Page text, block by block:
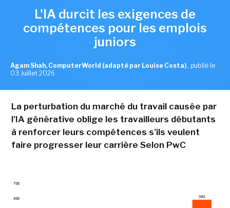
L'IA durcit les exigences de
compétences pour les emplois
juniors
Agam Shah, ComputerWorld (adapté par Louise Costa) , publié le
03 Juillet 2026
La perturbation du marché du travail causée par
l'IA générative oblige les travailleurs débutants
à renforcer leurs compétences s'ils veulent
faire progresser leur carrière Selon PwC